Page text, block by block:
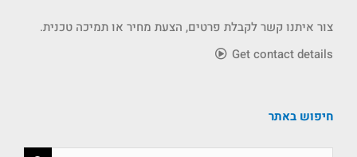
צור איתנו קשר לקבלת פרטים, הצעת מחיר או תמיכה טכנית.
Get contact details
חיפוש באתר